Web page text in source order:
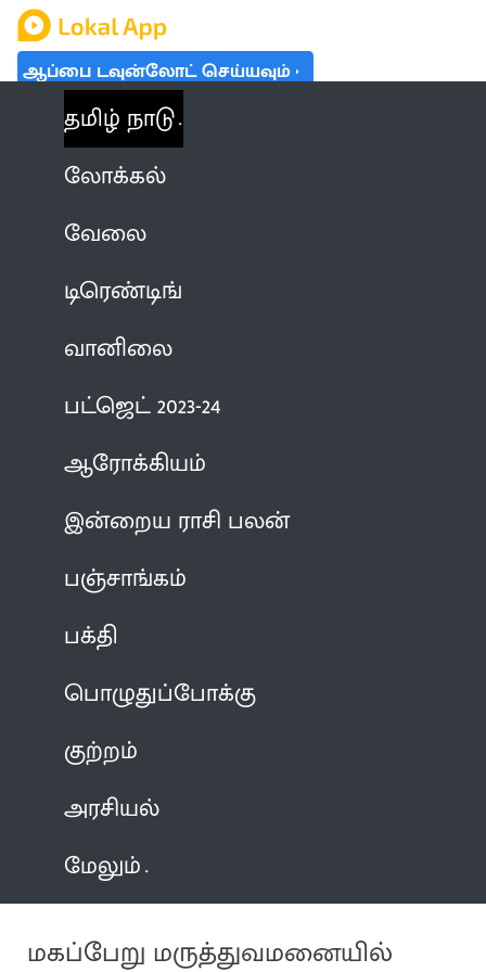
ஆப்பை டவுன்லோட் செய்யவும்
தமிழ் நாடு
லோக்கல்
வேலை
டிரெண்டிங்
வானிலை
பட்ஜெட் 2023-24
ஆரோக்கியம்
இன்றைய ராசி பலன்
பஞ்சாங்கம்
பக்தி
பொழுதுப்போக்கு
குற்றம்
அரசியல்
மேலும்
மகப்பேறு மருத்துவமனையில்